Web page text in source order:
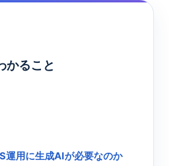
かること
運用に生成AIが必要なのか